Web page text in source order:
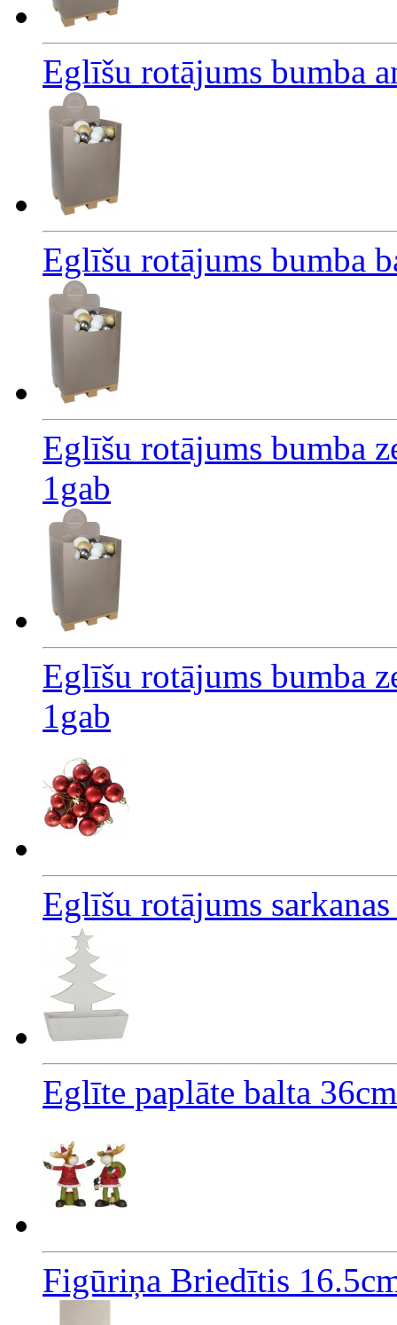
Eglīšu rotājums bumba
Eglīšu rotājums bumba
Eglīšu rotājums bumba
1gab
Eglīšu rotājums bumba
1gab
Eglīšu rotājums
Eglīte paplāte balta 36cm
Figūriņa Briedītis